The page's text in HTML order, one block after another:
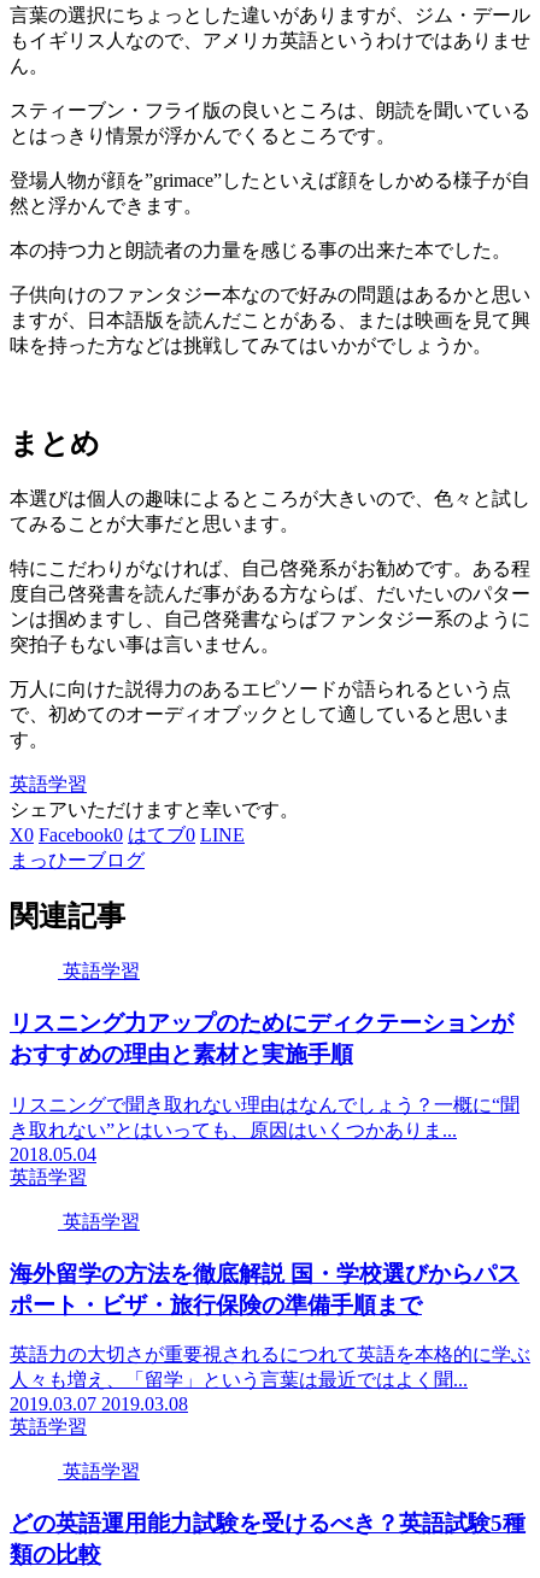
言葉の選択にちょっとした違いがありますが、ジム・デール
もイギリス人なので、アメリカ英語というわけではありませ
ん。
スティーブン・フライ版の良いところは、朗読を聞いている
とはっきり情景が浮かんでくるところです。
登場人物が顔を”grimace”したといえば顔をしかめる様子が自
然と浮かんできます。
本の持つ力と朗読者の力量を感じる事の出来た本でした。
子供向けのファンタジー本なので好みの問題はあるかと思い
ますが、日本語版を読んだことがある、または映画を見て興
味を持った方などは挑戦してみてはいかがでしょうか。
まとめ
本選びは個人の趣味によるところが大きいので、色々と試し
てみることが大事だと思います。
特にこだわりがなければ、自己啓発系がお勧めです。ある程
度自己啓発書を読んだ事がある方ならば、だいたいのパター
ンは掴めますし、自己啓発書ならばファンタジー系のように
突拍子もない事は言いません。
万人に向けた説得力のあるエピソードが語られるという点
で、初めてのオーディオブックとして適していると思いま
す。
英語学習
シェアいただけますと幸いです。
X0 Facebook0 はてブ0 LINE
まっひーブログ
関連記事
英語学習
リスニング力アップのためにディクテーションが
おすすめの理由と素材と実施手順
リスニングで聞き取れない理由はなんでしょう？一概に“聞
き取れない”とはいっても、原因はいくつかありま...
2018.05.04
英語学習
英語学習
海外留学の方法を徹底解説 国・学校選びからパス
ポート・ビザ・旅行保険の準備手順まで
英語力の大切さが重要視されるにつれて英語を本格的に学ぶ
人々も増え、「留学」という言葉は最近ではよく聞...
2019.03.07 2019.03.08
英語学習
英語学習
どの英語運用能力試験を受けるべき？英語試験5種
類の比較